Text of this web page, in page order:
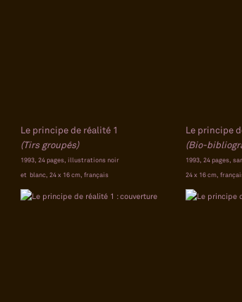
Le principe de réalité 1
(Tirs groupés)
1993, 24 pages, illustrations noir
et blanc, 24 x 16 cm, français
Le principe
(Bio-
1993, 24 pages,
24 x 16 cm,